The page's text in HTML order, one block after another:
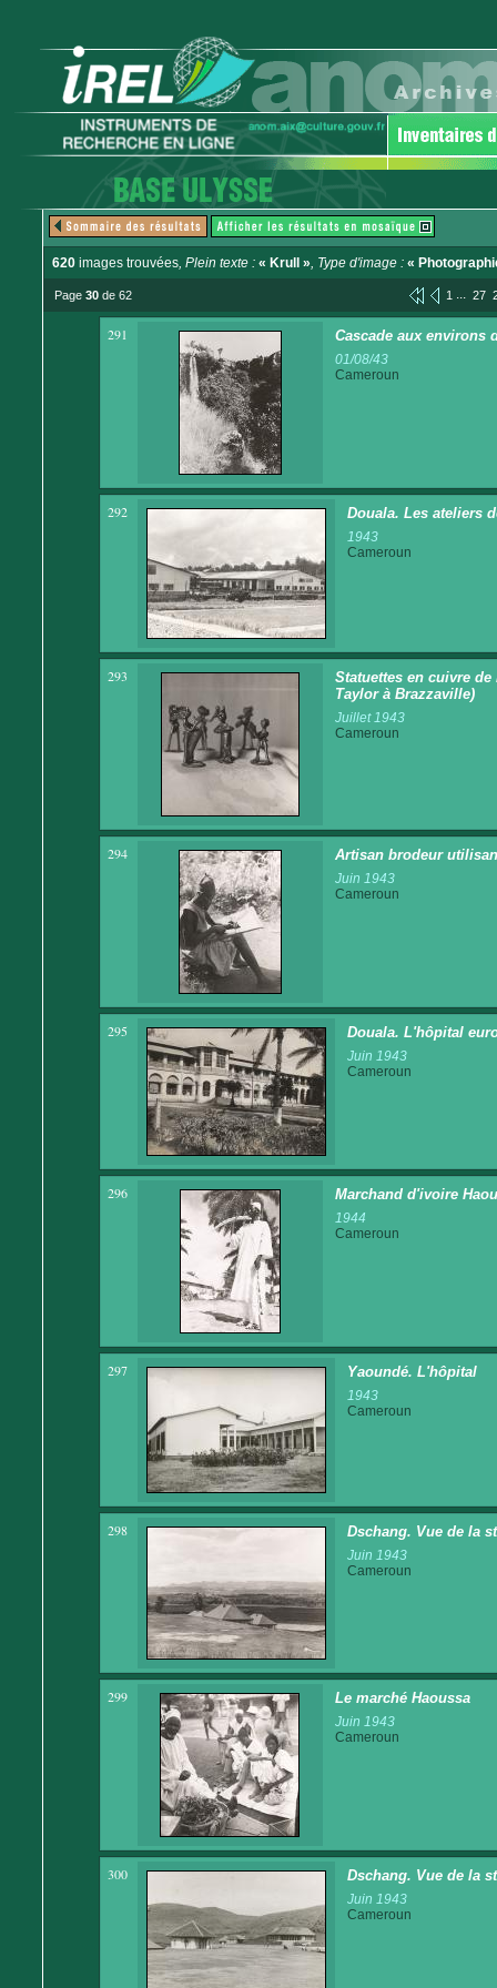
620 images trouvées, Plein texte : « Krull », Type d'image : «
Page 30 de 62 1 ... 27
291 Cascade aux environs
01/08/43
Cameroun
292 Douala. Les ateliers
1943
Cameroun
293
Statuettes en cuivre
Taylor à Brazzaville)
Juillet 1943
Cameroun
294 Artisan brodeur
Juin 1943
Cameroun
295 Douala. L'hôpital
Juin 1943
Cameroun
296 Marchand d'ivoire
1944
Cameroun
297 Yaoundé. L'hôpital
1943
Cameroun
298 Dschang. Vue de la
Juin 1943
Cameroun
299 Le marché Haoussa
Juin 1943
Cameroun
300 Dschang. Vue de la
Juin 1943
Cameroun